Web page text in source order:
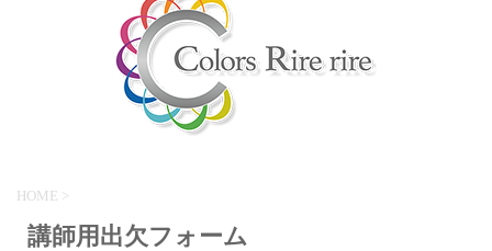
HOME >
講師用出欠フォーム